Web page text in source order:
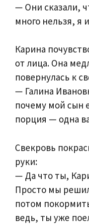
— Они сказали,
много нельзя, я
Карина
от лица. Она
повернулась к
— Галина
почему мой сын
порция — одна
Свекровь
руки:
— Да что ты,
Просто мы
потом
ведь, ты уже